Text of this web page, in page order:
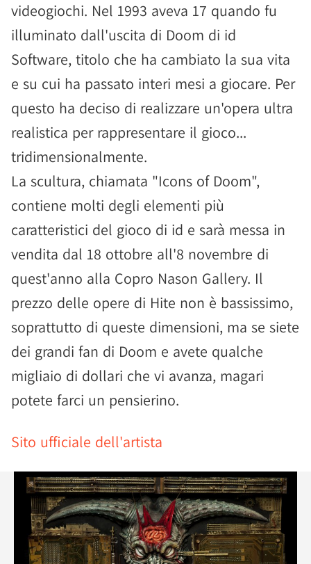
videogiochi. Nel 1993 aveva 17 quando fu
illuminato dall'uscita di Doom di id
Software, titolo che ha cambiato la sua vita
e su cui ha passato interi mesi a giocare. Per
questo ha deciso di realizzare un'opera ultra
realistica per rappresentare il gioco...
tridimensionalmente.
La scultura, chiamata "Icons of Doom",
contiene molti degli elementi più
caratteristici del gioco di id e sarà messa in
vendita dal 18 ottobre all'8 novembre di
quest'anno alla Copro Nason Gallery. Il
prezzo delle opere di Hite non è bassissimo,
soprattutto di queste dimensioni, ma se siete
dei grandi fan di Doom e avete qualche
migliaio di dollari che vi avanza, magari
potete farci un pensierino.
Sito ufficiale dell'artista